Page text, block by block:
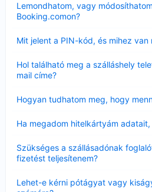
Lemondhatom, vagy
Booking.comon?
Mit jelent a PIN-kód, és mihez van
Hol található meg a szálláshely
mail címe?
Hogyan tudhatom meg, hogy
Ha megadom hitelkártyám
Szükséges a szállásadónak
fizetést teljesítenem?
Lehet-e kérni pótágyat vagy